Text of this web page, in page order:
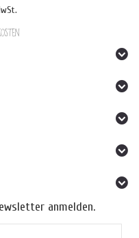
anmelden.